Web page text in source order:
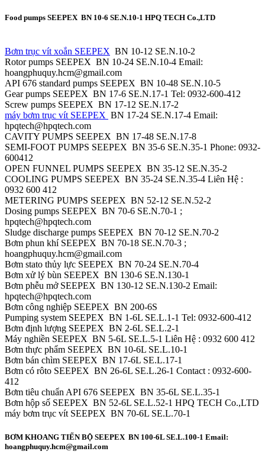
Food pumps SEEPEX BN 10-6 SE.N.10-1 HPQ TECH Co.,LTD
Bơm trục vít xoắn SEEPEX BN 10-12 SE.Ν.10-2
Rotor pumps SEEPEX BN 10-24 SE.N.10-4 Email:
hoangphuquy.hcm@gmail.com
API 676 standard pumps SEEPEX BN 10-48 SE.Ν.10-5
Gear pumps SEEPEX BN 17-6 SE.Ν.17-1 Tel: 0932-600-412
Screw pumps SEEPEX BN 17-12 SE.Ν.17-2
máy bơm trục vít SEEPEX BN 17-24 SE.N.17-4 Email:
hpqtech@hpqtech.com
CAVITY PUMPS SEEPEX BN 17-48 SE.Ν.17-8
SEMI-FOOT PUMPS SEEPEX BN 35-6 SE.N.35-1 Phone: 0932-
600412
OPEN FUNNEL PUMPS SEEPEX BN 35-12 SE.N.35-2
COOLING PUMPS SEEPEX BN 35-24 SE.N.35-4 Liên Hệ :
0932 600 412
METERING PUMPS SEEPEX BN 52-12 SE.Ν.52-2
Dosing pumps SEEPEX BN 70-6 SE.N.70-1 ;
hpqtech@hpqtech.com
Sludge discharge pumps SEEPEX BN 70-12 SE.N.70-2
Bơm phun khí SEEPEX BN 70-18 SE.Ν.70-3 ;
hoangphuquy.hcm@gmail.com
Bơm stato thủy lực SEEPEX BN 70-24 SE.Ν.70-4
Bơm xử lý bùn SEEPEX BN 130-6 SE.N.130-1
Bơm phễu mở SEEPEX BN 130-12 SE.N.130-2 Email:
hpqtech@hpqtech.com
Bơm công nghiệp SEEPEX BN 200-6S
Pumping system SEEPEX BN 1-6L SE.L.1-1 Tel: 0932-600-412
Bơm định lượng SEEPEX BN 2-6L SE.L.2-1
Máy nghiền SEEPEX BN 5-6L SE.L.5-1 Liên Hệ : 0932 600 412
Bơm thực phẩm SEEPEX BN 10-6L SE.L.10-1
Bơm bán chìm SEEPEX BN 17-6L SE.L.17-1
Bơm có rôto SEEPEX BN 26-6L SE.L.26-1 Contact : 0932-600-
412
Bơm tiêu chuẩn API 676 SEEPEX BN 35-6L SE.L.35-1
Bơm hộp số SEEPEX BN 52-6L SE.L.52-1 HPQ TECH Co.,LTD
máy bơm trục vít SEEPEX BN 70-6L SE.L.70-1
BƠM KHOANG TIẾN BỘ SEEPEX BN 100-6L SE.L.100-1 Email:
hoangphuquy.hcm@gmail.com